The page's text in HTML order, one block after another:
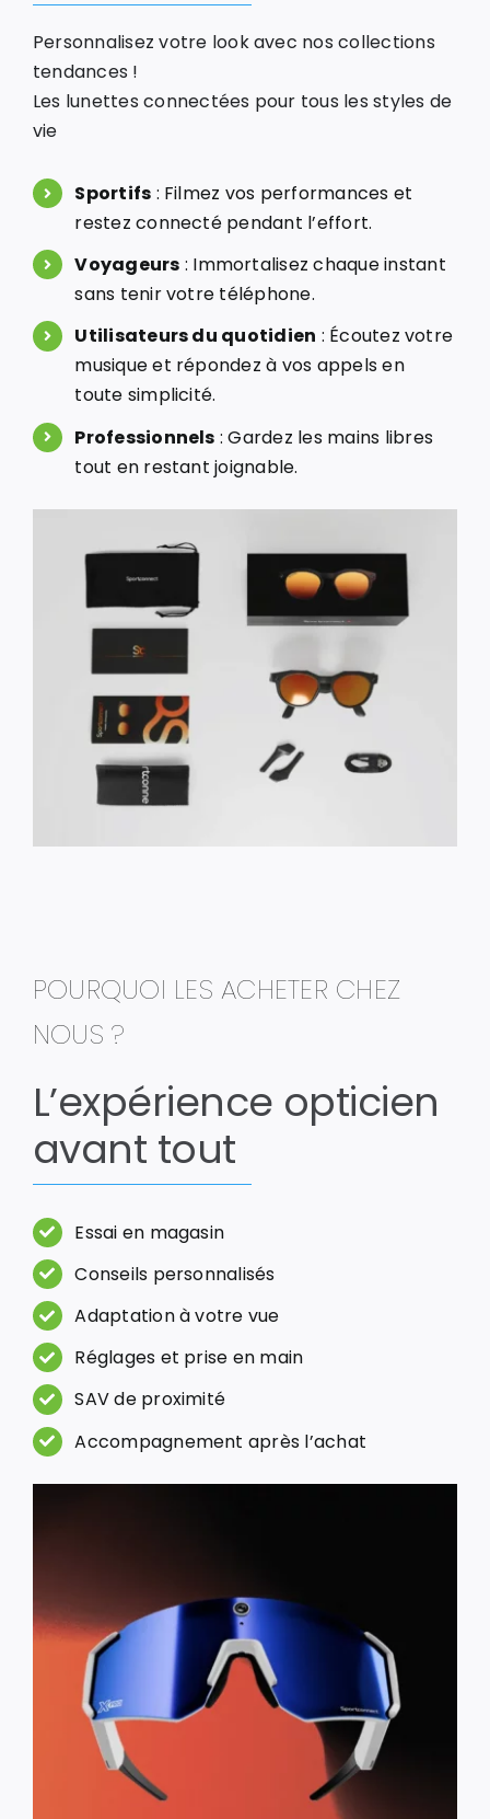
Personnalisez votre look avec nos collections
tendances !
Les lunettes connectées pour tous les styles de
vie
Sportifs : Filmez vos performances et
restez connecté pendant l’effort.
Voyageurs : Immortalisez chaque instant
sans tenir votre téléphone.
Utilisateurs du quotidien : Écoutez votre
musique et répondez à vos appels en
toute simplicité.
Professionnels : Gardez les mains libres
tout en restant joignable.
POURQUOI LES ACHETER CHEZ
NOUS ?
L’expérience opticien
avant tout
Essai en magasin
Conseils personnalisés
Adaptation à votre vue
Réglages et prise en main
SAV de proximité
Accompagnement après l’achat